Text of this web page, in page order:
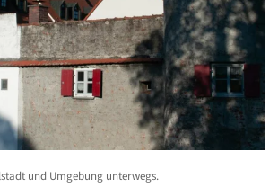
und Umgebung unterwegs.